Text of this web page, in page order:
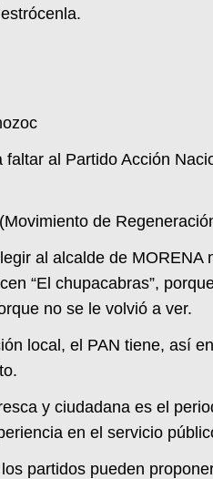
al Partido Acción
de
al alcalde de
“El chupacabras”,
no se le volvió a ver.
local, el PAN tiene, así
y ciudadana es el
en el servicio
partidos pueden